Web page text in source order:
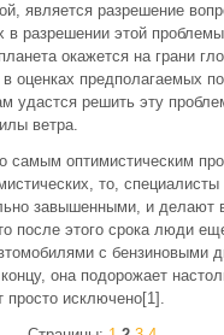
является разрешение
в разрешении этой
окажется на грани
оценках предполагаемых
удастся решить эту
ветра.
самым оптимистическим
то,
завышенными, и делают
после этого срока люди
с бензиновыми
она подорожает
просто исключено[1].